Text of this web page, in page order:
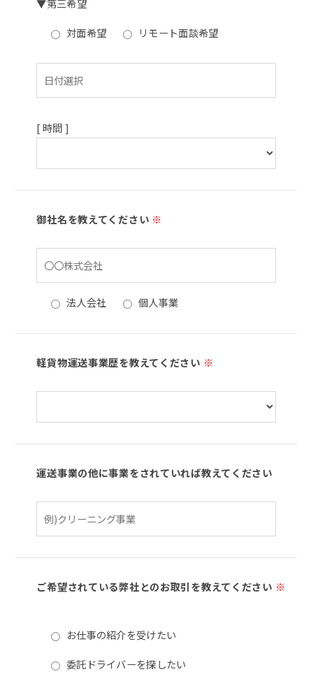
▼第三希望
対面希望 リモート面談希望
[ 時間 ]
御社名を教えてください ※
法人会社 個人事業
軽貨物運送事業歴を教えてください ※
運送事業の他に事業をされていれば教えてください
ご希望されている弊社とのお取引を教えてください ※
お仕事の紹介を受けたい
委託ドライバーを探したい